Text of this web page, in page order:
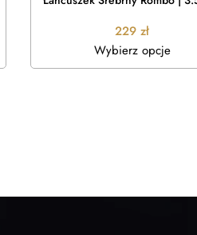
229 zł
Wybierz opcje